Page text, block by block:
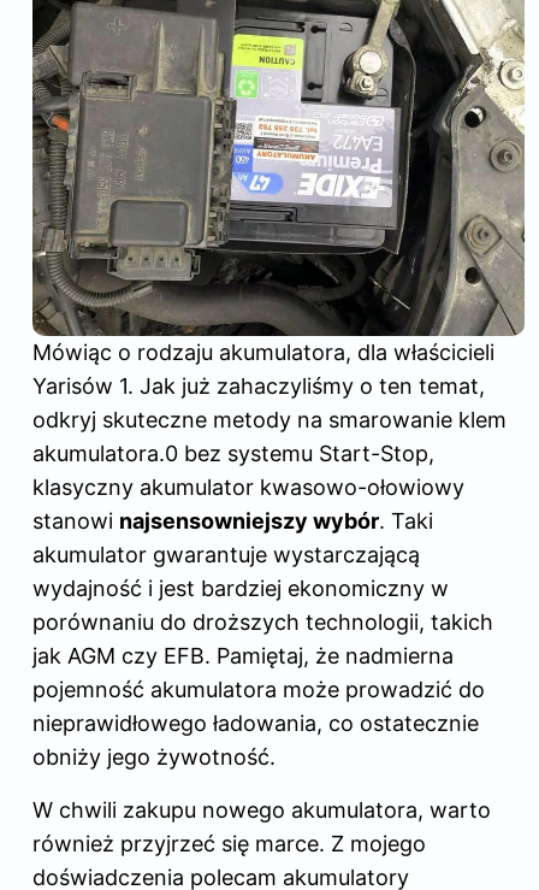
Mówiąc o rodzaju akumulatora, dla właścicieli
Yarisów 1. Jak już zahaczyliśmy o ten temat,
odkryj skuteczne metody na smarowanie klem
akumulatora.0 bez systemu Start-Stop,
klasyczny akumulator kwasowo-ołowiowy
stanowi najsensowniejszy wybór. Taki
akumulator gwarantuje wystarczającą
wydajność i jest bardziej ekonomiczny w
porównaniu do droższych technologii, takich
jak AGM czy EFB. Pamiętaj, że nadmierna
pojemność akumulatora może prowadzić do
nieprawidłowego ładowania, co ostatecznie
obniży jego żywotność.
W chwili zakupu nowego akumulatora, warto
również przyjrzeć się marce. Z mojego
doświadczenia polecam akumulatory